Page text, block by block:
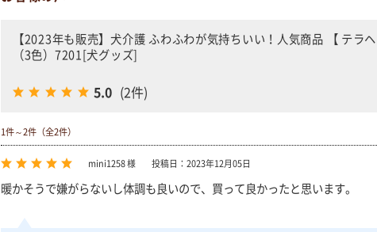
【2023年も販売】犬介護 ふわふわが気持ちいい！人気商品 【 テラ
（3色）7201[犬グッズ]
5.0 (2件)
1件～2件（全2件）
mini1258 様 投稿日：2023年12月05日
暖かそうで嫌がらないし体調も良いので、買って良かったと思います。